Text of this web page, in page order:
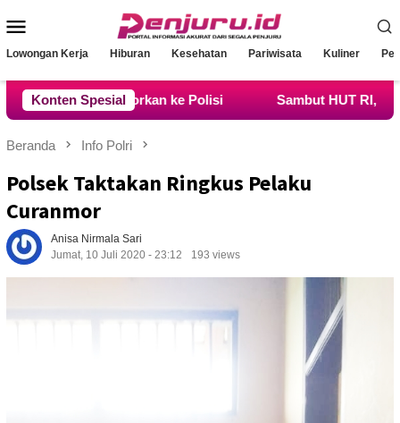
ke
Mobile
Lowongan Kerja Hiburan Kesehatan Pariwisata Kuliner
Konten Spesial
Dilaporkan ke Polisi Sambut HUT RI, Polsek
Beranda Info Polri
Polsek Taktakan Ringkus Pelaku
Curanmor
Anisa Nirmala Sari
Jumat, 10 Juli 2020 - 23:12
193 views